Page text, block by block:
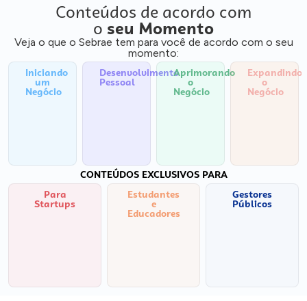
Conteúdos de acordo com
o seu Momento
Veja o que o Sebrae tem para você de acordo com o seu
momento:
Iniciando
um
Negócio
Desenvolvimento
Pessoal
Aprimorando
o
Negócio
Expandindo
o
Negócio
CONTEÚDOS EXCLUSIVOS PARA
Para
Startups
Estudantes
e
Educadores
Gestores
Públicos